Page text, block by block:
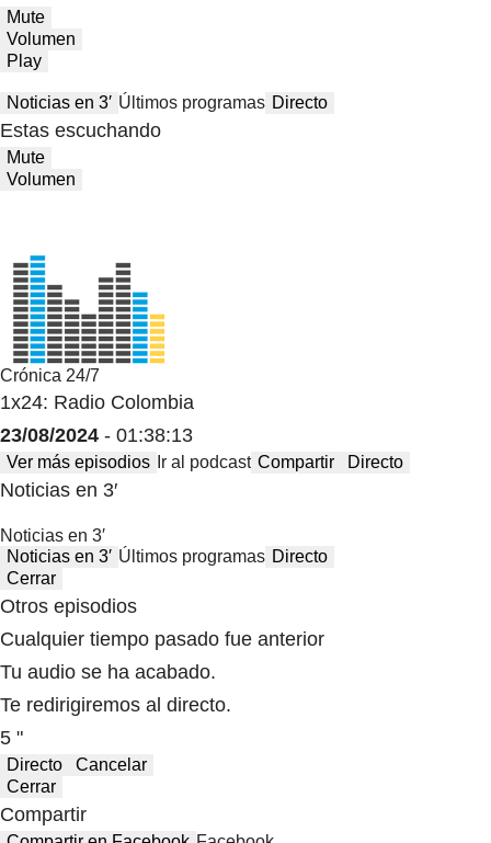
Mute
Volumen
Play
Noticias en 3′ Últimos programas Directo
Estas escuchando
Mute
Volumen
Crónica 24/7
1x24: Radio Colombia
23/08/2024 - 01:38:13
Ver más episodios Ir al podcast Compartir Directo
Noticias en 3′
Noticias en 3′
Noticias en 3′ Últimos programas Directo
Cerrar
Otros episodios
Cualquier tiempo pasado fue anterior
Tu audio se ha acabado.
Te redirigiremos al directo.
5 "
Directo
Cancelar
Cerrar
Compartir